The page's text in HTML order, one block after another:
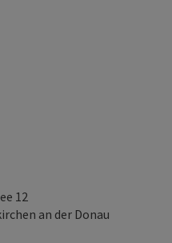
12
an der Donau